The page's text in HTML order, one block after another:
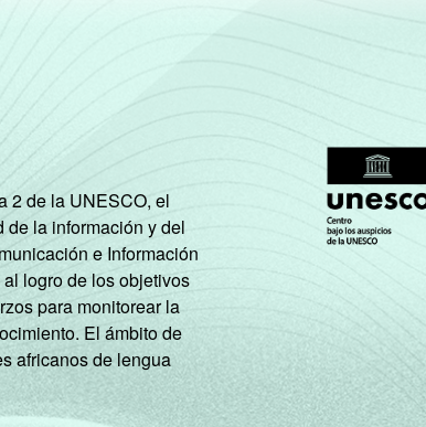
2 de la UNESCO, el
la información y del
e Información
logro de los objetivos
para monitorear la
El ámbito de
africanos de lengua